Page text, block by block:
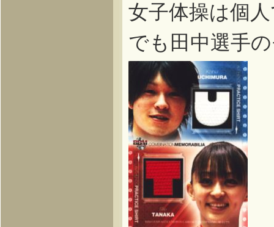
女子体操は個
でも田中選手